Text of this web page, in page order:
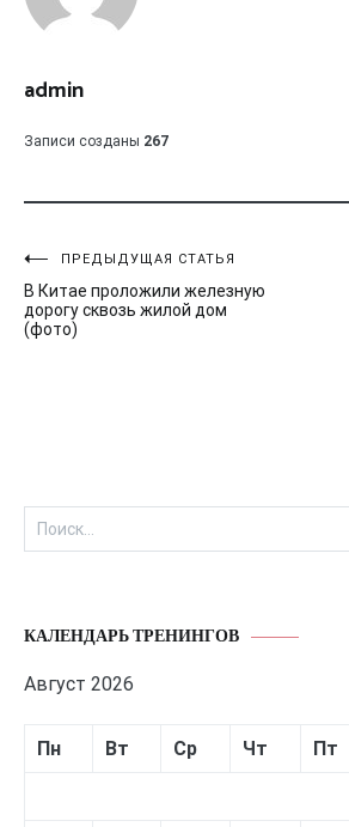
admin
Записи созданы 267
Навигация
по
записям
ПРЕДЫДУЩАЯ СТАТЬЯ
В Китае проложили железную
дорогу сквозь жилой дом
(фото)
Найти:
КАЛЕНДАРЬ ТРЕНИНГОВ
Август 2026
Пн Вт Ср Чт Пт